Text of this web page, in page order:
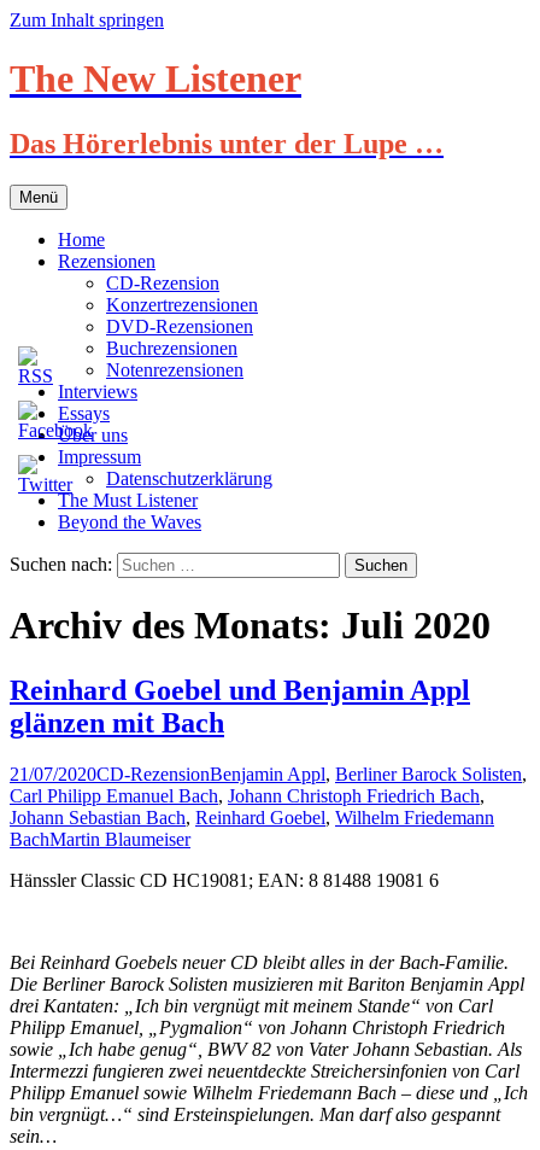
Zum Inhalt springen
The New Listener
Das Hörerlebnis unter der Lupe …
Menü
Home
Rezensionen
CD-Rezension
Konzertrezensionen
DVD-Rezensionen
Buchrezensionen
Notenrezensionen
Interviews
Essays
Über uns
Impressum
Datenschutzerklärung
The Must Listener
Beyond the Waves
Suchen nach:
Archiv des Monats: Juli 2020
Reinhard Goebel und Benjamin Appl
glänzen mit Bach
21/07/2020CD-RezensionBenjamin Appl, Berliner Barock Solisten,
Carl Philipp Emanuel Bach, Johann Christoph Friedrich Bach,
Johann Sebastian Bach, Reinhard Goebel, Wilhelm Friedemann
BachMartin Blaumeiser
Hänssler Classic CD HC19081; EAN: 8 81488 19081 6
Bei Reinhard Goebels neuer CD bleibt alles in der Bach-Familie.
Die Berliner Barock Solisten musizieren mit Bariton Benjamin Appl
drei Kantaten: „Ich bin vergnügt mit meinem Stande“ von Carl
Philipp Emanuel, „Pygmalion“ von Johann Christoph Friedrich
sowie „Ich habe genug“, BWV 82 von Vater Johann Sebastian. Als
Intermezzi fungieren zwei neuentdeckte Streichersinfonien von Carl
Philipp Emanuel sowie Wilhelm Friedemann Bach – diese und „Ich
bin vergnügt…“ sind Ersteinspielungen. Man darf also gespannt
sein…